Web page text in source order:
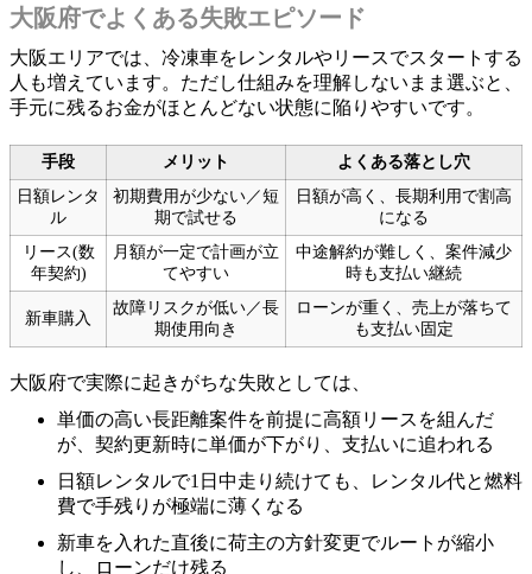
大阪府でよくある失敗エピソード
大阪エリアでは、冷凍車をレンタルやリースでスタートする
人も増えています。ただし仕組みを理解しないまま選ぶと、
手元に残るお金がほとんどない状態に陥りやすいです。
手段 メリット
よくある落とし穴
日額レンタ
ル
初期費用が少ない／短
期で試せる
日額が高く、長期利用で割高
になる
リース(数
年契約)
月額が一定で計画が立
てやすい
中途解約が難しく、案件減少
時も支払い継続
新車購入
故障リスクが低い／長
期使用向き
ローンが重く、売上が落ちて
も支払い固定
大阪府で実際に起きがちな失敗としては、
単価の高い長距離案件を前提に高額リースを組んだ
が、契約更新時に単価が下がり、支払いに追われる
日額レンタルで1日中走り続けても、レンタル代と燃料
費で手残りが極端に薄くなる
新車を入れた直後に荷主の方針変更でルートが縮小
し、ローンだけ残る